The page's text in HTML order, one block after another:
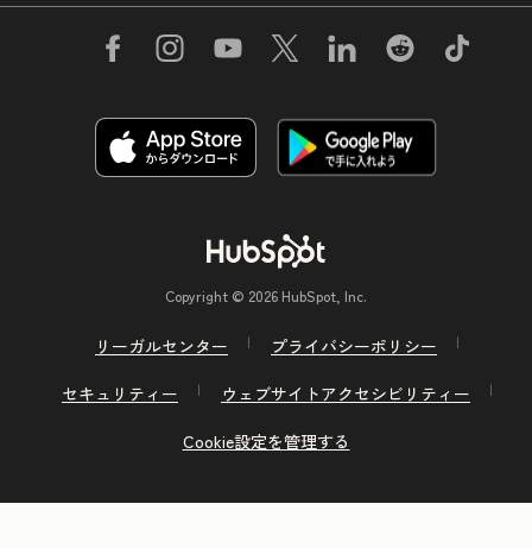
Copyright © 2026 HubSpot, Inc.
リーガルセンター
プライバシーポリシー
セキュリティー
ウェブサイトアクセシビリティー
Cookie設定を管理する